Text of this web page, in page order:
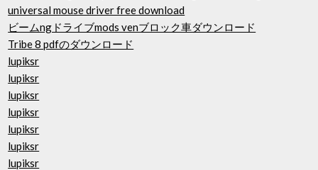
universal mouse driver free download
ビームngドライブmods venブロック車ダウンロード
Tribe 8 pdfのダウンロード
lupiksr
lupiksr
lupiksr
lupiksr
lupiksr
lupiksr
lupiksr